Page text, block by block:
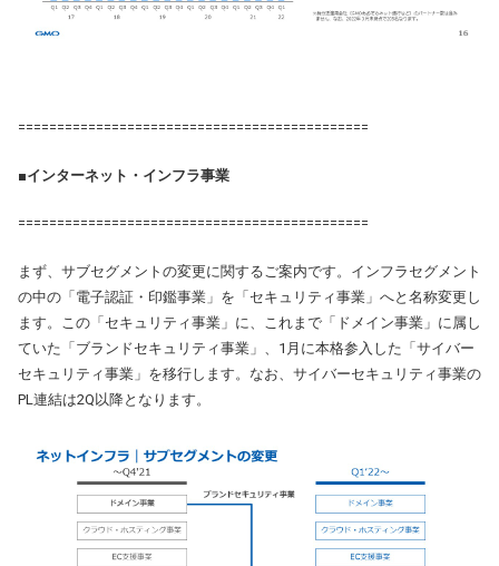
=============================================
■インターネット・インフラ事業
=============================================
まず、サブセグメントの変更に関するご案内です。インフラセグメント
の中の「電子認証・印鑑事業」を「セキュリティ事業」へと名称変更し
ます。この「セキュリティ事業」に、これまで「ドメイン事業」に属し
ていた「ブランドセキュリティ事業」、1月に本格参入した「サイバー
セキュリティ事業」を移行します。なお、サイバーセキュリティ事業の
PL連結は2Q以降となります。